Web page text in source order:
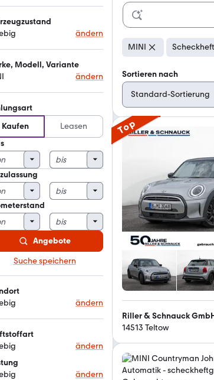
ändern
Modell, Variante
ändern
Kaufen
Leasen
Angebote
Suche speichern
ändern
ändern
ändern
MINI
Sortieren nach
Top
14513 Teltow